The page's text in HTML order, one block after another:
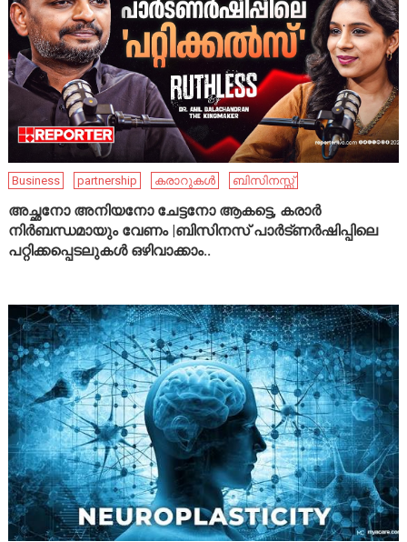
Business partnership കരാറുകൾ ബിസിനസ്സ്
അച്ഛനോ അനിയനോ ചേട്ടനോ ആകട്ടെ, കരാർ
നിർബന്ധമായും വേണം |ബിസിനസ് പാർട്ണർഷിപ്പിലെ
പറ്റിക്കപ്പെടലുകൾ ഒഴിവാക്കാം..